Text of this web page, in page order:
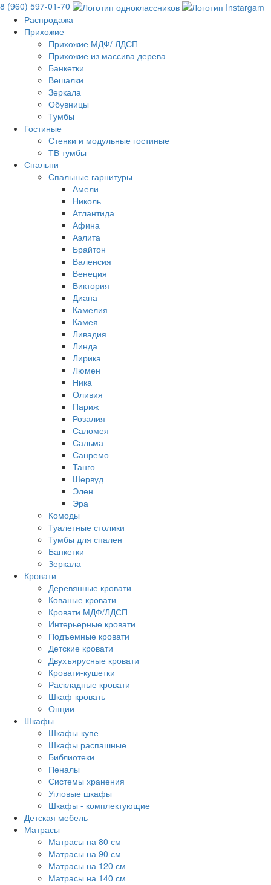
8 (960) 597-01-70
Распродажа
Прихожие
Прихожие МДФ/ ЛДСП
Прихожие из массива дерева
Банкетки
Вешалки
Зеркала
Обувницы
Тумбы
Гостиные
Стенки и модульные гостиные
ТВ тумбы
Спальни
Спальные гарнитуры
Амели
Николь
Атлантида
Афина
Аэлита
Брайтон
Валенсия
Венеция
Виктория
Диана
Камелия
Камея
Ливадия
Линда
Лирика
Люмен
Ника
Оливия
Париж
Розалия
Саломея
Сальма
Санремо
Танго
Шервуд
Элен
Эра
Комоды
Туалетные столики
Тумбы для спален
Банкетки
Зеркала
Кровати
Деревянные кровати
Кованые кровати
Кровати МДФ/ЛДСП
Интерьерные кровати
Подъемные кровати
Детские кровати
Двухъярусные кровати
Кровати-кушетки
Раскладные кровати
Шкаф-кровать
Опции
Шкафы
Шкафы-купе
Шкафы распашные
Библиотеки
Пеналы
Системы хранения
Угловые шкафы
Шкафы - комплектующие
Детская мебель
Матрасы
Матрасы на 80 см
Матрасы на 90 см
Матрасы на 120 см
Матрасы на 140 см